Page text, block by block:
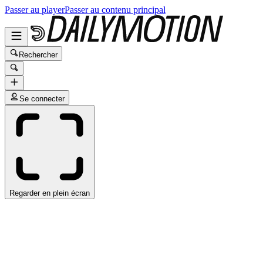
Passer au playerPasser au contenu principal
Rechercher
Se connecter
Regarder en plein écran